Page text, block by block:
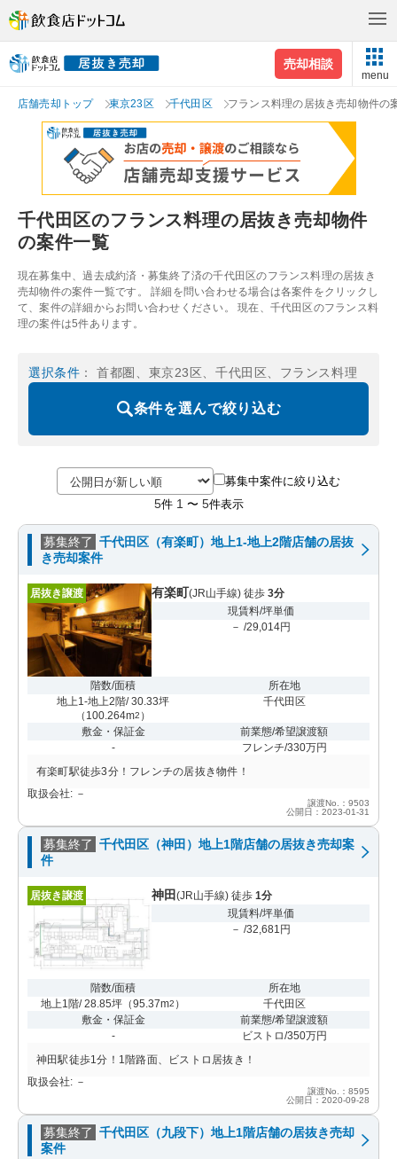
売却相談
menu
店舗売却トップ 東京23区 千代田区 フランス料理の居抜き売却物件の
千代田区のフランス料理の居抜き売却物件
の案件一覧
現在募集中、過去成約済・募集終了済の千代田区のフランス料理の居抜き
売却物件の案件一覧です。 詳細を問い合わせる場合は各案件をクリックし
て、案件の詳細からお問い合わせください。 現在、千代田区のフランス料
理の案件は5件あります。
選択条件 ： 首都圏、東京23区、千代田区、フランス料理
条件を選んで絞り込む
募集中案件に絞り込む
5件 1 〜 5件表示
募集終了 千代田区（有楽町）地上1-地上2階店舗の居抜
き売却案件
居抜き譲渡 有楽町(JR山手線) 徒歩 3分
現賃料/坪単価
－ /29,014円
階数/面積
地上1-地上2階/ 30.33坪
（ 100.264m2 ）
所在地
千代田区
敷金・保証金
-
前業態/希望譲渡額
フレンチ/330万円
有楽町駅徒歩3分！フレンチの居抜き物件！
取扱会社: －
譲渡No.：9503
公開日：2023-01-31
募集終了 千代田区（神田）地上1階店舗の居抜き売却案
件
居抜き譲渡 神田 (JR山手線) 徒歩 1分
現賃料/坪単価
－ /32,681円
階数/面積
地上1階/ 28.85坪 （95.37m2 ）
所在地
千代田区
敷金・保証金
-
前業態/希望譲渡額
ビストロ/350万円
神田駅徒歩1分！1階路面、ビストロ居抜き！
取扱会社: －
譲渡No.：8595
公開日：2020-09-28
募集終了 千代田区（九段下）地上1階店舗の居抜き売却
案件